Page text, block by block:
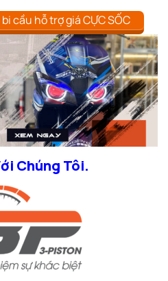
cầu hỗ trợ giá CỰC SỐC
Chúng Tôi.